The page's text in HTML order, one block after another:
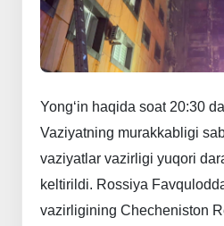
Yong‘in haqida soat 20:30 da
Vaziyatning murakkabligi
vaziyatlar vazirligi yuqori
keltirildi. Rossiya
vazirligining Checheniston